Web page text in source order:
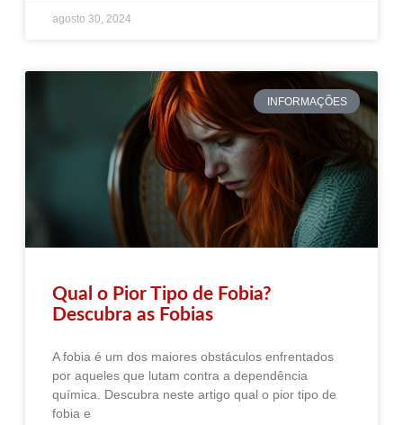
agosto 30, 2024
INFORMAÇÕES
Qual o Pior Tipo de Fobia?
Descubra as Fobias
A fobia é um dos maiores obstáculos enfrentados
por aqueles que lutam contra a dependência
química. Descubra neste artigo qual o pior tipo de
fobia e